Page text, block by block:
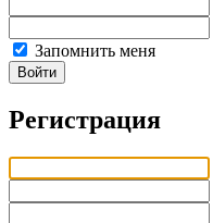
Запомнить меня
Войти
Регистрация